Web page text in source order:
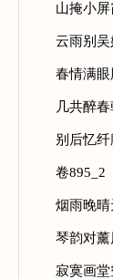
山掩小屏
云雨别吴娃
春情满眼脸
几共醉春
别后忆纤腰
卷895_2
烟雨晚晴天
琴韵对薰风
寂寞画堂空